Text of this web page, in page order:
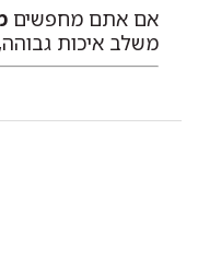
אם אתם מחפשים
משלב איכות